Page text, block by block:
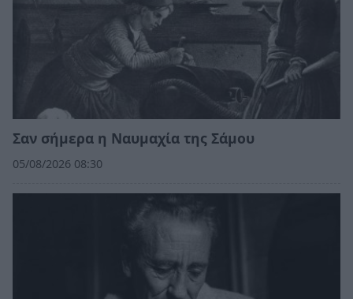
Σαν σήμερα η Ναυμαχία της Σάμου
05/08/2026 08:30